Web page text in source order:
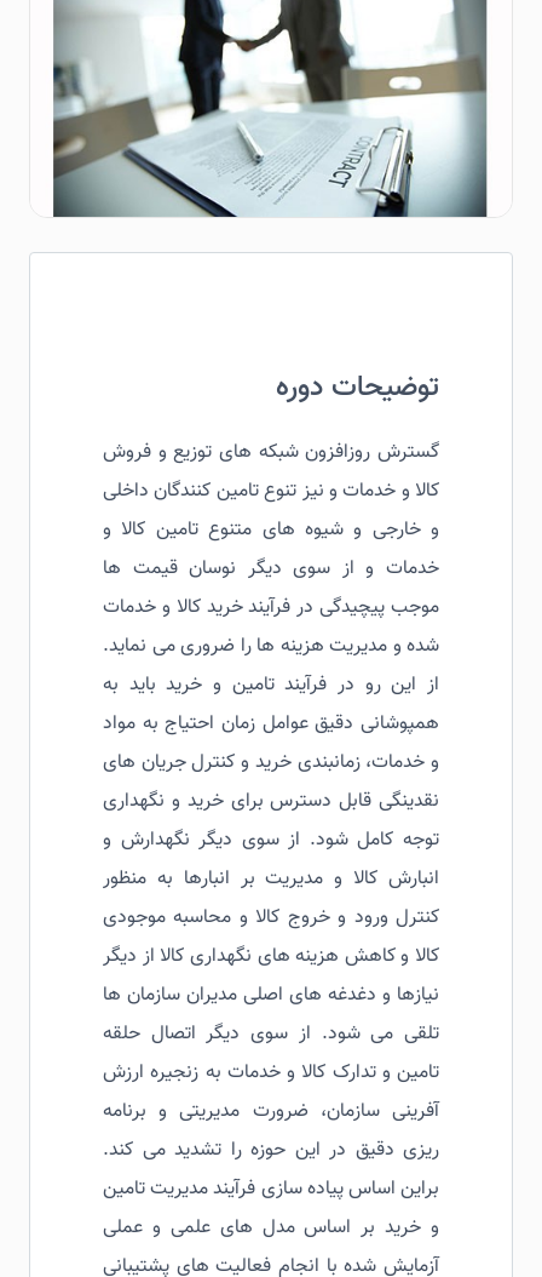
توضیحات دوره
گسترش روزافزون شبکه های توزیع و فروش
کالا و خدمات و نیز تنوع تامین کنندگان داخلی
و خارجی و شیوه های متنوع تامین کالا و
خدمات و از سوی دیگر نوسان قیمت ها
موجب پیچیدگی در فرآیند خرید کالا و خدمات
شده و مدیریت هزینه ها را ضروری می نماید.
از این رو در فرآیند تامین و خرید باید به
همپوشانی دقیق عوامل زمان احتیاج به مواد
و خدمات، زمانبندی خرید و کنترل جریان های
نقدینگی قابل دسترس برای خرید و نگهداری
توجه کامل شود. از سوی دیگر نگهدارش و
انبارش کالا و مدیریت بر انبارها به منظور
کنترل ورود و خروج کالا و محاسبه موجودی
کالا و کاهش هزینه های نگهداری کالا از دیگر
نیازها و دغدغه های اصلی مدیران سازمان ها
تلقی می شود. از سوی دیگر اتصال حلقه
تامین و تدارک کالا و خدمات به زنجیره ارزش
آفرینی سازمان، ضرورت مدیریتی و برنامه
ریزی دقیق در این حوزه را تشدید می کند.
براین اساس پیاده سازی فرآیند مدیریت تامین
و خرید بر اساس مدل های علمی و عملی
آزمایش شده با انجام فعالیت های پشتیبانی